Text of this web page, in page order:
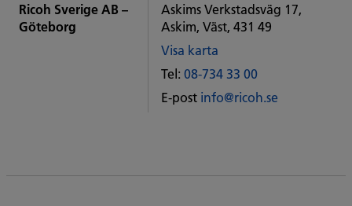
Ricoh Sverige AB –
Göteborg
Askims Verkstadsväg 17,
Askim, Väst, 431 49
Visa karta
of
Some
City
Tel: 08-734 33 00
E-post info@ricoh.se